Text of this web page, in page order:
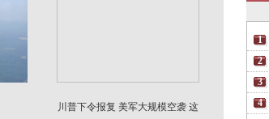
川普下令报复 美军大规模空袭 这